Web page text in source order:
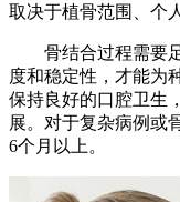
取决于植骨范围、个
骨结合过程需要足
度和稳定性，才能为
保持良好的口腔卫生
展。对于复杂病例或
6个月以上。